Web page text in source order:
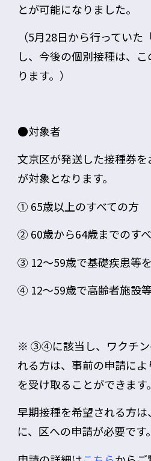
とが可能になりました。
（5月28日から行っていた
し、今後の個別接種は、こ
ります。）
●対象者
文京区が発送した接種券を
が対象となります。
① 65歳以上のすべての方
② 60歳から64歳までのす
③ 12～59歳で基礎疾患等
④ 12～59歳で高齢者施設
※ ③④に該当し、ワクチン
れる方は、事前の申請に
を受け取ることができます。
早期接種を希望される方は、
に、区への申請が必要です。